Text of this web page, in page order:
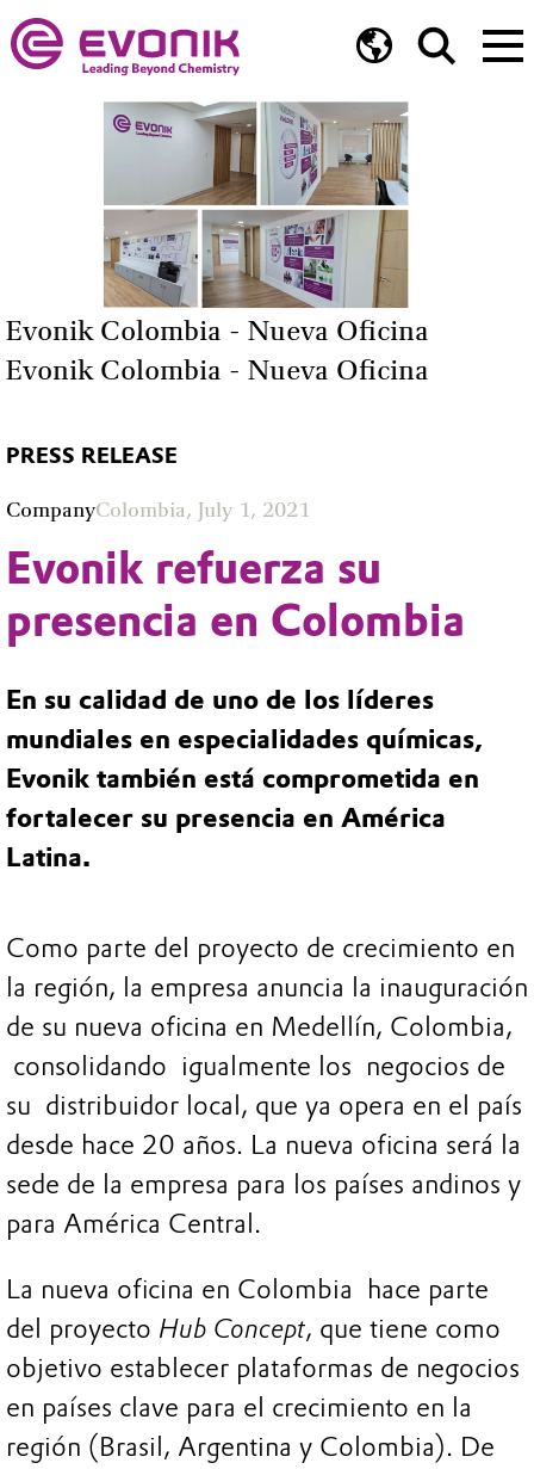
Evonik Colombia - Nueva Oficina
Evonik Colombia - Nueva Oficina
PRESS RELEASE
CompanyColombia, July 1, 2021
Evonik refuerza su
presencia en Colombia
En su calidad de uno de los líderes
mundiales en especialidades químicas,
Evonik también está comprometida en
fortalecer su presencia en América
Latina.
Como parte del proyecto de crecimiento en
la región, la empresa anuncia la inauguración
de su nueva oficina en Medellín, Colombia,
consolidando igualmente los negocios de
su distribuidor local, que ya opera en el país
desde hace 20 años. La nueva oficina será la
sede de la empresa para los países andinos y
para América Central.
La nueva oficina en Colombia hace parte
del proyecto Hub Concept, que tiene como
objetivo establecer plataformas de negocios
en países clave para el crecimiento en la
región (Brasil, Argentina y Colombia). De